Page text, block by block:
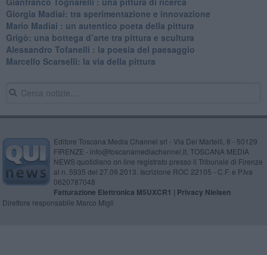
Giorgia Madiai: tra sperimentazione e innovazione
Mario Madiai : un autentico poeta della pittura
Grigò: una bottega d’arte tra pittura e scultura
Alessandro Tofanelli : la poesia del paesaggio
​Marcello Scarselli: la via della pittura
Editore Toscana Media Channel srl - Via Dei Martelli, 8 - 50129
FIRENZE - info@toscanamediachannel.it. TOSCANA MEDIA
NEWS quotidiano on line registrato presso il Tribunale di Firenze
al n. 5935 del 27.09.2013. Iscrizione ROC 22105 - C.F. e P.Iva
0620787048
Fatturazione Elettronica M5UXCR1 | Privacy Nielsen
Direttore responsabile Marco Migli